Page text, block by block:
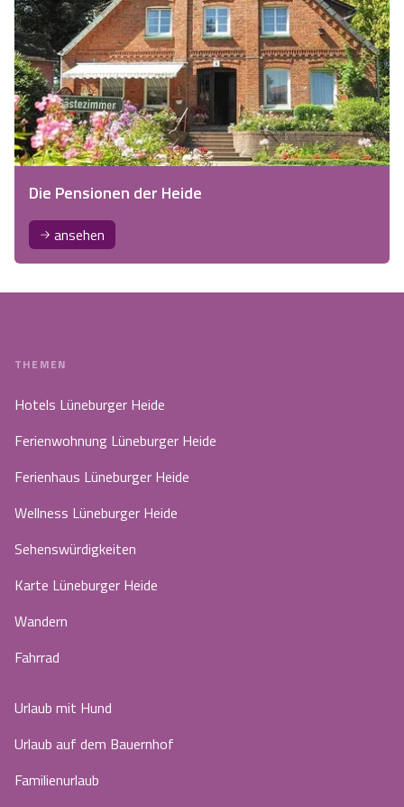
Die Pensionen der Heide
ansehen
THEMEN
Hotels Lüneburger Heide
Ferienwohnung Lüneburger Heide
Ferienhaus Lüneburger Heide
Wellness Lüneburger Heide
Sehenswürdigkeiten
Karte Lüneburger Heide
Wandern
Fahrrad
Urlaub mit Hund
Urlaub auf dem Bauernhof
Familienurlaub